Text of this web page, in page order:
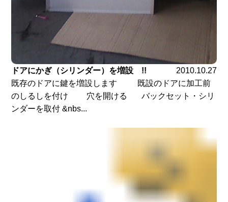
ドアにかぎ（シリンダー）を増設 !!
2010.10.27
既存のドアに鍵を増設します 既設のドアに加工前
のしるしを付け 穴を開ける バックセット・シリ
ンダーを取付 &nbs...